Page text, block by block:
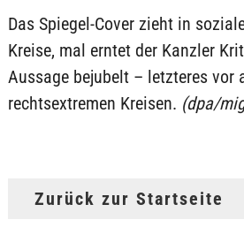
Das Spiegel-Cover zieht in
Kreise, mal erntet der Kanzler
Aussage bejubelt – letzteres vor
rechtsextremen Kreisen. (dpa/
Zurück zur Startseite